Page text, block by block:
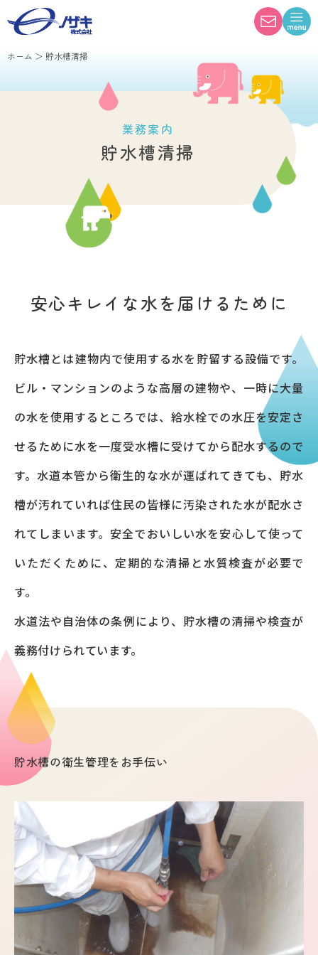
ホーム ＞ 貯水槽清掃
業務案内
貯水槽清掃
安心キレイな水を届けるために
貯水槽とは建物内で使用する水を貯留する設備です。
ビル・マンションのような高層の建物や、一時に大量
の水を使用するところでは、給水栓での水圧を安定さ
せるために水を一度受水槽に受けてから配水するので
す。水道本管から衛生的な水が運ばれてきても、貯水
槽が汚れていれば住民の皆様に汚染された水が配水さ
れてしまいます。安全でおいしい水を安心して使って
いただくために、定期的な清掃と水質検査が必要で
す。
水道法や自治体の条例により、貯水槽の清掃や検査が
義務付けられています。
貯水槽の衛生管理をお手伝い